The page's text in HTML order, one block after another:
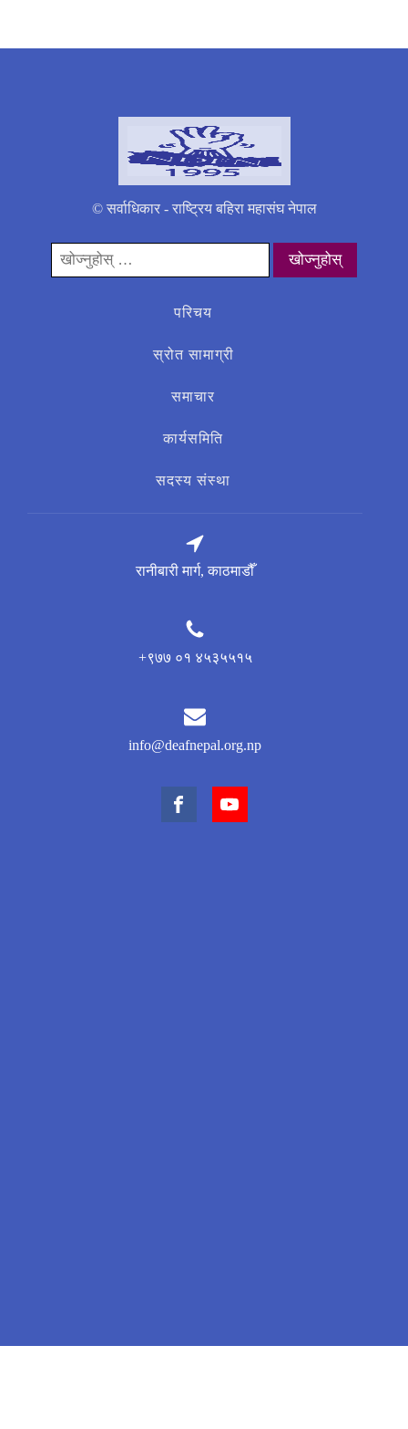
© सर्वाधिकार - राष्ट्रिय बहिरा महासंघ नेपाल
यसको
लागी
परिचय
स्रोत सामाग्री
समाचार
कार्यसमिति
सदस्य संस्था
रानीबारी मार्ग, काठमाडौँ
+९७७ ०१ ४५३५५१५
info@deafnepal.org.np